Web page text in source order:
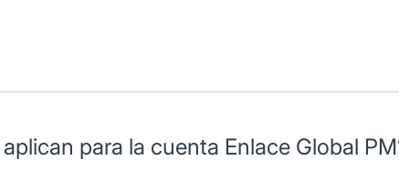
para la cuenta Enlace Global